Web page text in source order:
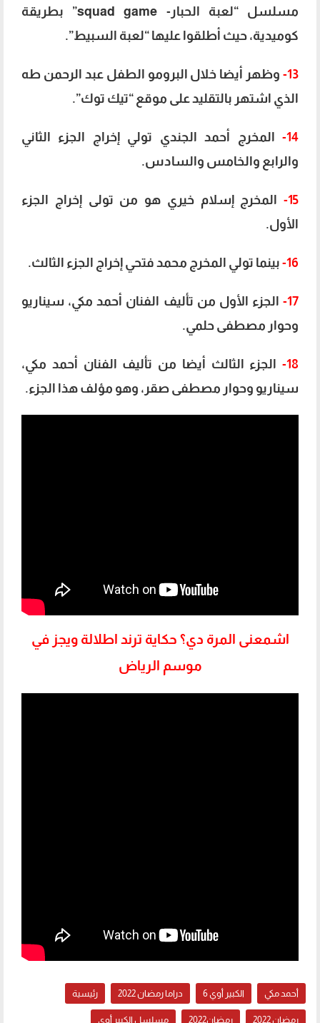
مسلسل “لعبة الحبار- squad game” بطريقة
كوميدية، حيث أطلقوا عليها “لعبة السبيط”.
13- وظهر أيضا خلال البرومو الطفل عبد الرحمن طه
الذي اشتهر بالتقليد على موقع “تيك توك”.
14-
المخرج أحمد الجندي تولي إخراج الجزء الثاني
والرابع والخامس والسادس.
15-
المخرج إسلام خيري هو من تولى إخراج الجزء
الأول.
16- بينما تولي المخرج محمد فتحي إخراج الجزء الثالث.
17- الجزء الأول من تأليف الفنان أحمد مكي، سيناريو
وحوار مصطفى حلمي.
18-
الجزء الثالث أيضا من تأليف الفنان أحمد مكي،
سيناريو وحوار مصطفى صقر، وهو مؤلف هذا الجزء.
اشمعنى المرة دي؟ حكاية ترند اطلالة ويجز في
موسم الرياض
أحمد مكي الكبير أوي 6 دراما رمضان 2022 رئيسية
رمضان 2022 رمضان2022 مسلسل الكبير أوي